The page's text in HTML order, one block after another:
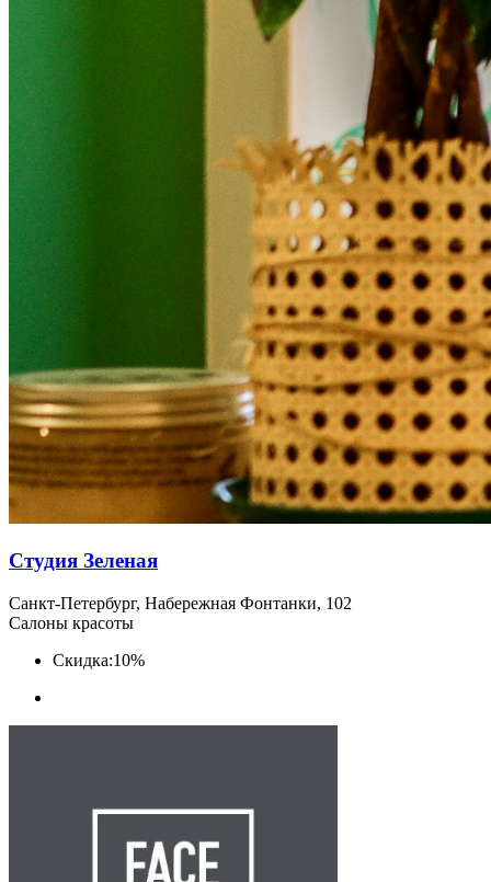
Студия Зеленая
Санкт-Петербург, Набережная Фонтанки, 102
Салоны красоты
Скидка:10%